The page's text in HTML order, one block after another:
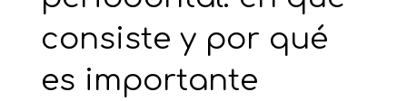
consiste y por qué
es importante